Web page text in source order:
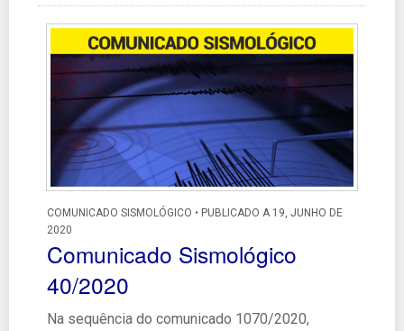
COMUNICADO SISMOLÓGICO • PUBLICADO A 19, JUNHO DE
2020
Comunicado Sismológico
40/2020
Na sequência do comunicado 1070/2020,